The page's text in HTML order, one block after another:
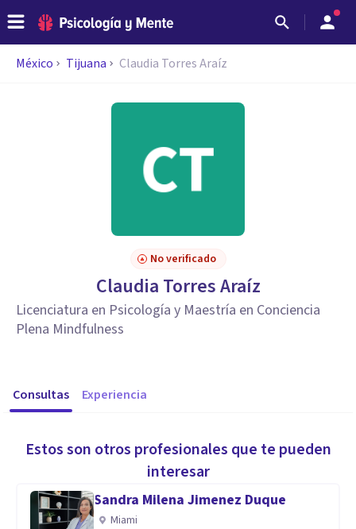
México Tijuana Claudia Torres Araíz
No verificado
Claudia Torres Araíz
Licenciatura en Psicología y Maestría en Conciencia
Plena Mindfulness
Consultas Experiencia
Estos son otros profesionales que te pueden
interesar
Sandra Milena Jimenez Duque
Miami